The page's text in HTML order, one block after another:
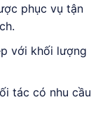
phục vụ tận
với khối lượng
tác có nhu cầu